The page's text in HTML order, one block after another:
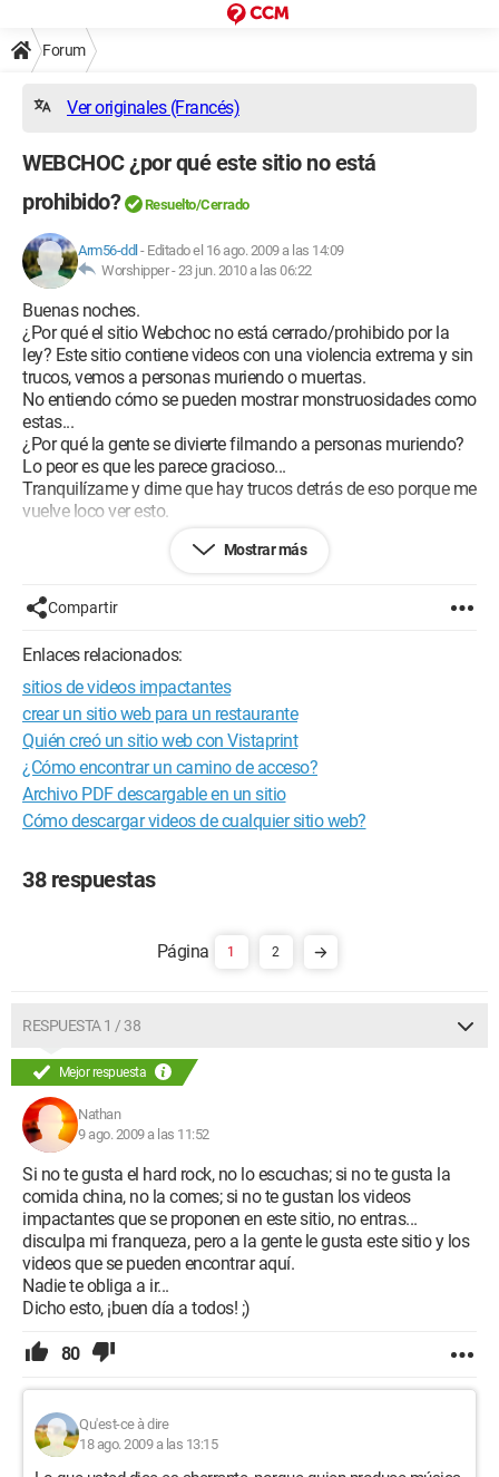
Forum
Ver originales (Francés)
WEBCHOC ¿por qué este sitio no está
prohibido?
Resuelto/Cerrado
Arm56-ddl - Editado el 16 ago. 2009 a las 14:09
Worshipper -23 jun. 2010 a las 06:22
Buenas noches.
¿Por qué el sitio Webchoc no está cerrado/prohibido por la
ley? Este sitio contiene videos con una violencia extrema y sin
trucos, vemos a personas muriendo o muertas.
No entiendo cómo se pueden mostrar monstruosidades como
estas...
¿Por qué la gente se divierte filmando a personas muriendo?
Lo peor es que les parece gracioso...
Tranquilízame y dime que hay trucos detrás de eso porque me
vuelve loco ver esto.
Edit: perdón si me equivoqué de foro.
Mostrar más
Compartir
Enlaces relacionados:
sitios de videos impactantes
crear un sitio web para un restaurante
Quién creó un sitio web con Vistaprint
¿Cómo encontrar un camino de acceso?
Archivo PDF descargable en un sitio
Cómo descargar videos de cualquier sitio web?
38 respuestas
1 2
RESPUESTA 1 / 38
Mejor respuesta
Nathan
9 ago. 2009 a las 11:52
Si no te gusta el hard rock, no lo escuchas; si no te gusta la
comida china, no la comes; si no te gustan los videos
impactantes que se proponen en este sitio, no entras...
disculpa mi franqueza, pero a la gente le gusta este sitio y los
videos que se pueden encontrar aquí.
Nadie te obliga a ir...
Dicho esto, ¡buen día a todos! ;)
80
Qu'est-ce à dire
18 ago. 2009 a las 13:15